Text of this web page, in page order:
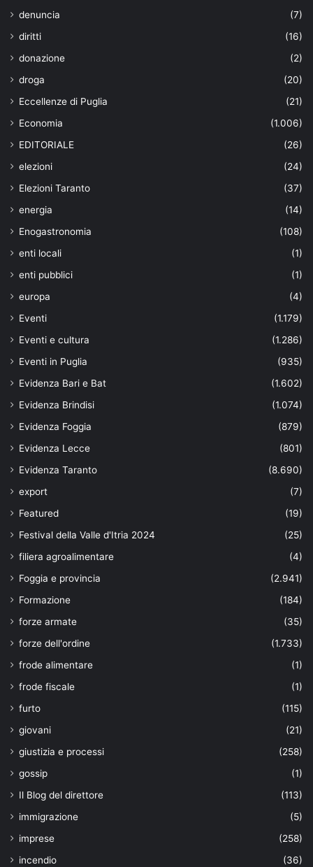
denuncia
(7)
diritti
(16)
donazione
(2)
droga
(20)
Eccellenze di Puglia
(21)
Economia
(1.006)
EDITORIALE
(26)
elezioni
(24)
Elezioni Taranto
(37)
energia
(14)
Enogastronomia
(108)
enti locali
(1)
enti pubblici
(1)
europa
(4)
Eventi
(1.179)
Eventi e cultura
(1.286)
Eventi in Puglia
(935)
Evidenza Bari e Bat
(1.602)
Evidenza Brindisi
(1.074)
Evidenza Foggia
(879)
Evidenza Lecce
(801)
Evidenza Taranto
(8.690)
export
(7)
Featured
(19)
Festival della Valle d'Itria 2024
(25)
filiera agroalimentare
(4)
Foggia e provincia
(2.941)
Formazione
(184)
forze armate
(35)
forze dell'ordine
(1.733)
frode alimentare
(1)
frode fiscale
(1)
furto
(115)
giovani
(21)
giustizia e processi
(258)
gossip
(1)
Il Blog del direttore
(113)
immigrazione
(5)
imprese
(258)
incendio
(36)